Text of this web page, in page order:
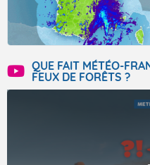
QUE FAIT MÉTÉO-
FEUX DE FORÊTS ?